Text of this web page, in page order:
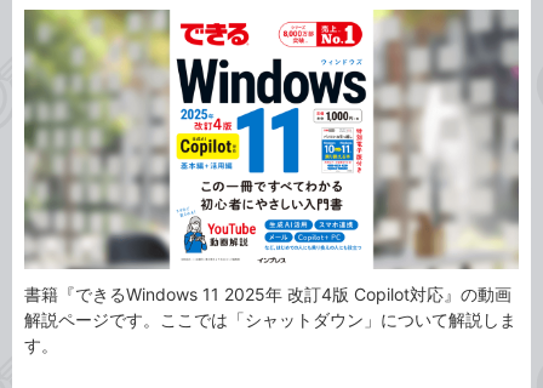
カ
テ
ゴ
リ
事
タ
グ
書籍『できるWindows 11 2025年 改訂4版 Copilot対応』の動画
解説ページです。ここでは「シャットダウン」について解説しま
す。